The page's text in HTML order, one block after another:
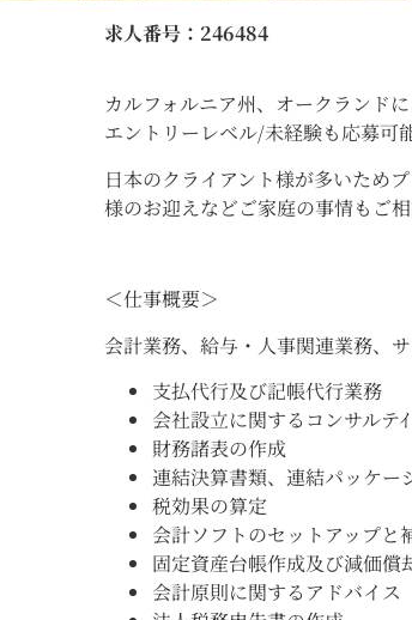
求人番号 ：246484
カルフォルニア州、オークランド
エントリーレベル/未経験も応募可能
日本のクライアント様が多いため
様のお迎えなどご家庭の事情もご
＜仕事概要＞
会計業務、給与・人事関連業務、
支払代行及び記帳代行業務
会社設立に関するコンサルテ
財務諸表の作成
連結決算書類、連結パッケー
税効果の算定
会計ソフトのセットアップと
固定資産台帳作成及び減価償
会計原則に関するアドバイス